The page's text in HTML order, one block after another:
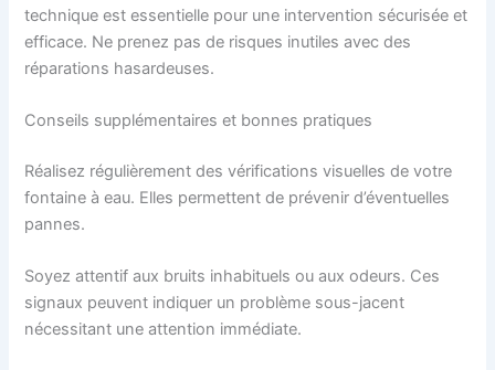
technique est essentielle pour une intervention sécurisée et
efficace. Ne prenez pas de risques inutiles avec des
réparations hasardeuses.
Conseils supplémentaires et bonnes pratiques
Réalisez régulièrement des vérifications visuelles de votre
fontaine à eau. Elles permettent de prévenir d’éventuelles
pannes.
Soyez attentif aux bruits inhabituels ou aux odeurs. Ces
signaux peuvent indiquer un problème sous-jacent
nécessitant une attention immédiate.